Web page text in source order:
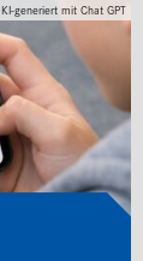
KI-generiert mit Chat GPT